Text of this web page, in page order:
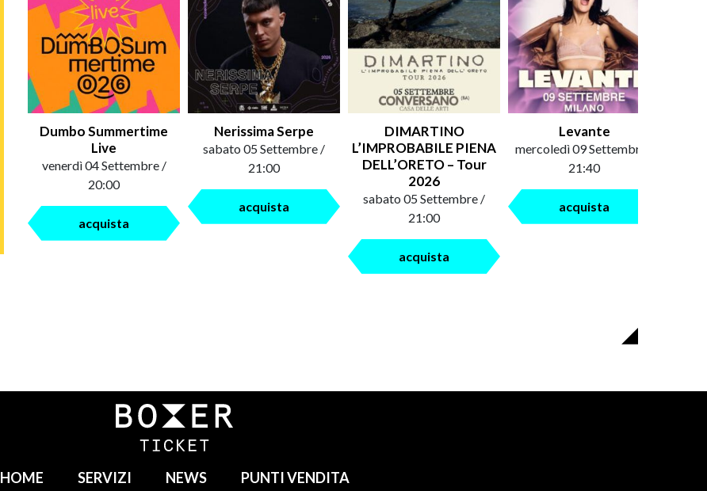
Dumbo Summertime
Live
venerdì 04 Settembre /
20:00
acquista
Nerissima Serpe
sabato 05 Settembre /
21:00
acquista
DIMARTINO
L’IMPROBABILE PIENA
DELL’ORETO – Tour
2026
sabato 05 Settembre /
21:00
acquista
Levante
mercoledì 09 Settembre /
21:40
acquista
HOME SERVIZI NEWS PUNTI VENDITA